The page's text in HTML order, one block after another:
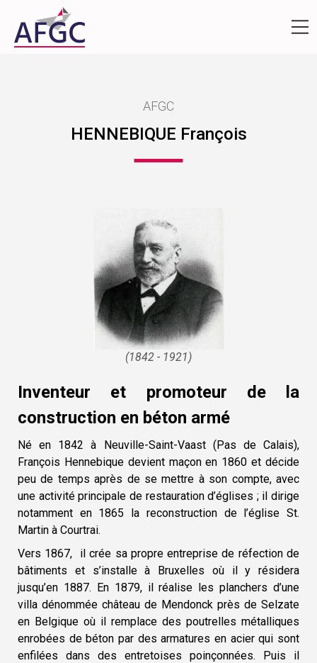
AFGC
HENNEBIQUE François
(1842 - 1921)
Inventeur et promoteur de la
construction en béton armé
Né en 1842 à Neuville-Saint-Vaast (Pas de Calais),
François Hennebique devient maçon en 1860 et décide
peu de temps après de se mettre à son compte, avec
une activité principale de restauration d’églises ; il dirige
notamment en 1865 la reconstruction de l’église St.
Martin à Courtrai.
Vers 1867, il crée sa propre entreprise de réfection de
bâtiments et s’installe à Bruxelles où il y résidera
jusqu’en 1887. En 1879, il réalise les planchers d’une
villa dénommée château de Mendonck près de Selzate
en Belgique où il remplace des poutrelles métalliques
enrobées de béton par des armatures en acier qui sont
enfilées dans des entretoises poinçonnées. Puis il